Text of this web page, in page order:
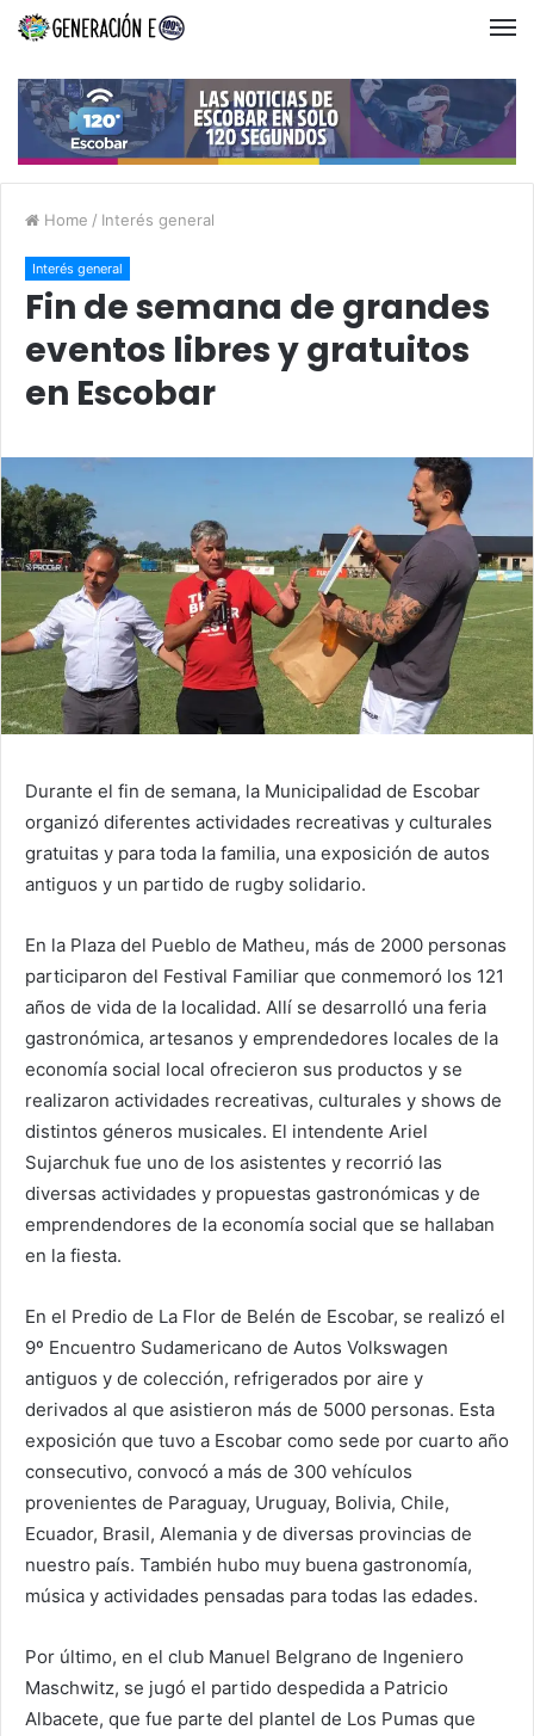
Home / Interés general
Interés general
Fin de semana de grandes
eventos libres y gratuitos
en Escobar
Durante el fin de semana, la Municipalidad de Escobar
organizó diferentes actividades recreativas y culturales
gratuitas y para toda la familia, una exposición de autos
antiguos y un partido de rugby solidario.
En la Plaza del Pueblo de Matheu, más de 2000 personas
participaron del Festival Familiar que conmemoró los 121
años de vida de la localidad. Allí se desarrolló una feria
gastronómica, artesanos y emprendedores locales de la
economía social local ofrecieron sus productos y se
realizaron actividades recreativas, culturales y shows de
distintos géneros musicales. El intendente Ariel
Sujarchuk fue uno de los asistentes y recorrió las
diversas actividades y propuestas gastronómicas y de
emprendendores de la economía social que se hallaban
en la fiesta.
En el Predio de La Flor de Belén de Escobar, se realizó el
9º Encuentro Sudamericano de Autos Volkswagen
antiguos y de colección, refrigerados por aire y
derivados al que asistieron más de 5000 personas. Esta
exposición que tuvo a Escobar como sede por cuarto año
consecutivo, convocó a más de 300 vehículos
provenientes de Paraguay, Uruguay, Bolivia, Chile,
Ecuador, Brasil, Alemania y de diversas provincias de
nuestro país. También hubo muy buena gastronomía,
música y actividades pensadas para todas las edades.
Por último, en el club Manuel Belgrano de Ingeniero
Maschwitz, se jugó el partido despedida a Patricio
Albacete, que fue parte del plantel de Los Pumas que